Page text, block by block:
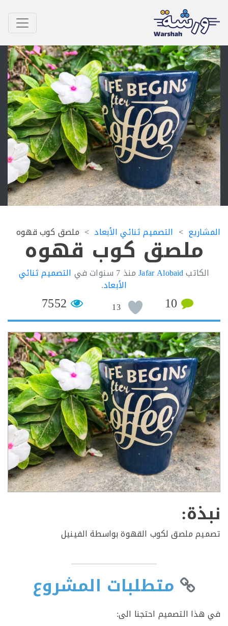
التصميم ثنائي الأبعاد ملصق كوب قهوه
ملصق كوب قهوه
Jafar Alobaidمنذ7 سنوات فيالتصميم ثنائي
الأبعاد.
10
13
7552
ملصق لكوب القهوة بواسطة الفينيل
متطلبات المشروع
التصميم احتجنا الى: